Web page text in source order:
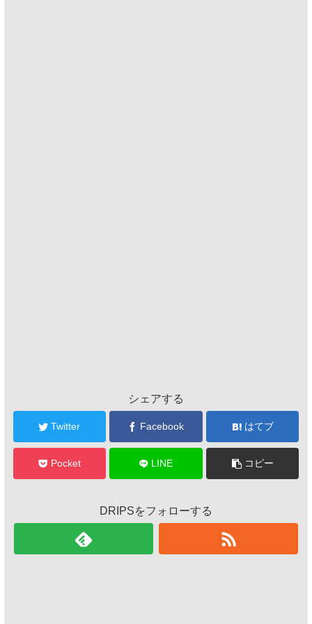
シェアする
Twitter Facebook はてブ
Pocket LINE コピー
DRIPSをフォローする